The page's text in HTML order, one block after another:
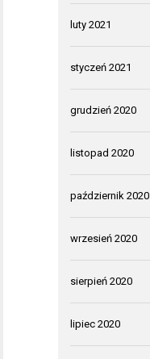
luty 2021
styczeń 2021
grudzień 2020
listopad 2020
październik 2020
wrzesień 2020
sierpień 2020
lipiec 2020